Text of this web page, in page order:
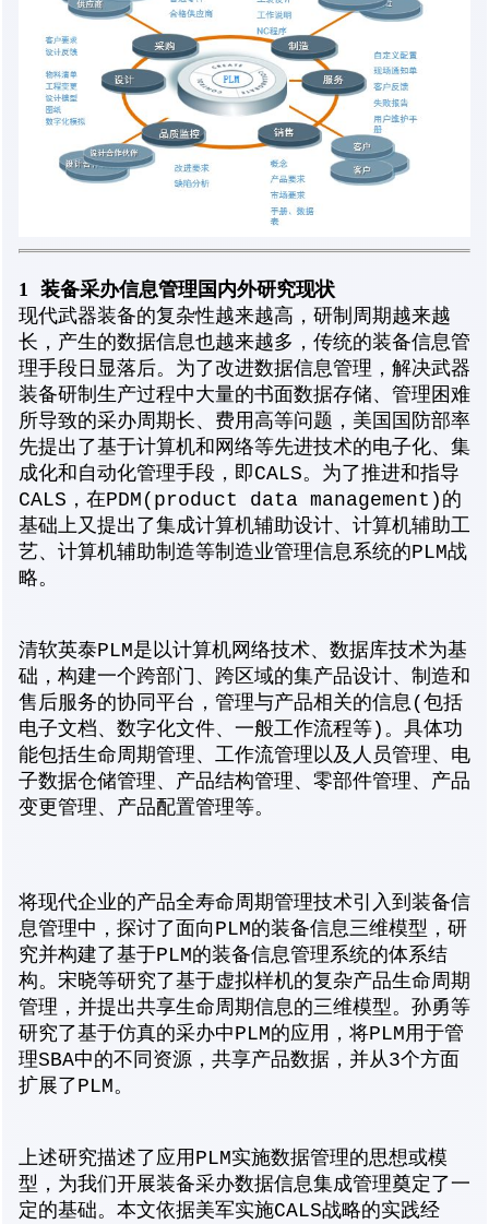
1 装备采办信息管理国内外研究现状
现代武器装备的复杂性越来越高，研制周期越来越
长，产生的数据信息也越来越多，传统的装备信息管
理手段日显落后。为了改进数据信息管理，解决武器
装备研制生产过程中大量的书面数据存储、管理困难
所导致的采办周期长、费用高等问题，美国国防部率
先提出了基于计算机和网络等先进技术的电子化、集
成化和自动化管理手段，即CALS。为了推进和指导
CALS，在PDM(product data management)的
基础上又提出了集成计算机辅助设计、计算机辅助工
艺、计算机辅助制造等制造业管理信息系统的PLM战
略。
清软英泰PLM是以计算机网络技术、数据库技术为基
础，构建一个跨部门、跨区域的集产品设计、制造和
售后服务的协同平台，管理与产品相关的信息(包括
电子文档、数字化文件、一般工作流程等)。具体功
能包括生命周期管理、工作流管理以及人员管理、电
子数据仓储管理、产品结构管理、零部件管理、产品
变更管理、产品配置管理等。
将现代企业的产品全寿命周期管理技术引入到装备信
息管理中，探讨了面向PLM的装备信息三维模型，研
究并构建了基于PLM的装备信息管理系统的体系结
构。宋晓等研究了基于虚拟样机的复杂产品生命周期
管理，并提出共享生命周期信息的三维模型。孙勇等
研究了基于仿真的采办中PLM的应用，将PLM用于管
理SBA中的不同资源，共享产品数据，并从3个方面
扩展了PLM。
上述研究描述了应用PLM实施数据管理的思想或模
型，为我们开展装备采办数据信息集成管理奠定了一
定的基础。本文依据美军实施CALS战略的实践经